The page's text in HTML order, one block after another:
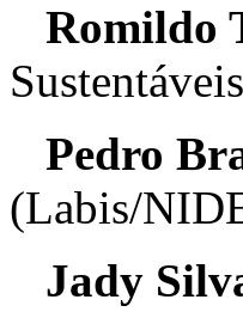
Romildo
Pedro
(Labis/
Jady